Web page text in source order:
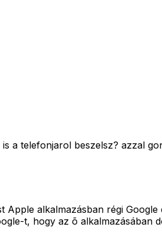
a telefonjarol beszelsz? azzal
alkalmazásban régi
t, hogy az õ alkalmazásában